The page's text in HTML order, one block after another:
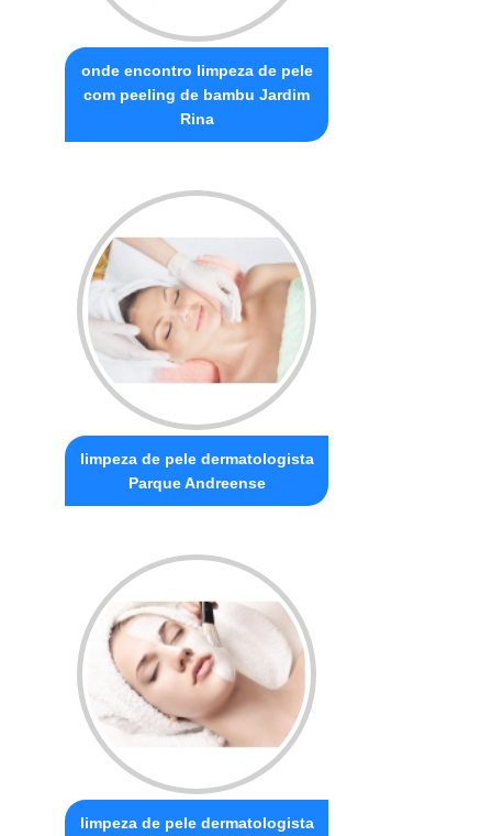
onde encontro limpeza de pele
com peeling de bambu Jardim
Rina
limpeza de pele dermatologista
Parque Andreense
limpeza de pele dermatologista